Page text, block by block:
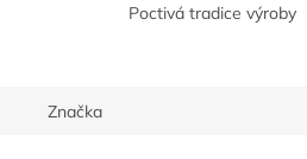
Poctivá tradice výroby
Značka